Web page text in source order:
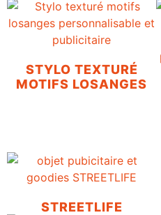
STYLO TEXTURÉ
MOTIFS LOSANGES
STREETLIFE